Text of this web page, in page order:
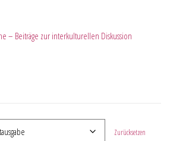
– Beiträge zur interkulturellen Diskussion
Zurücksetzen